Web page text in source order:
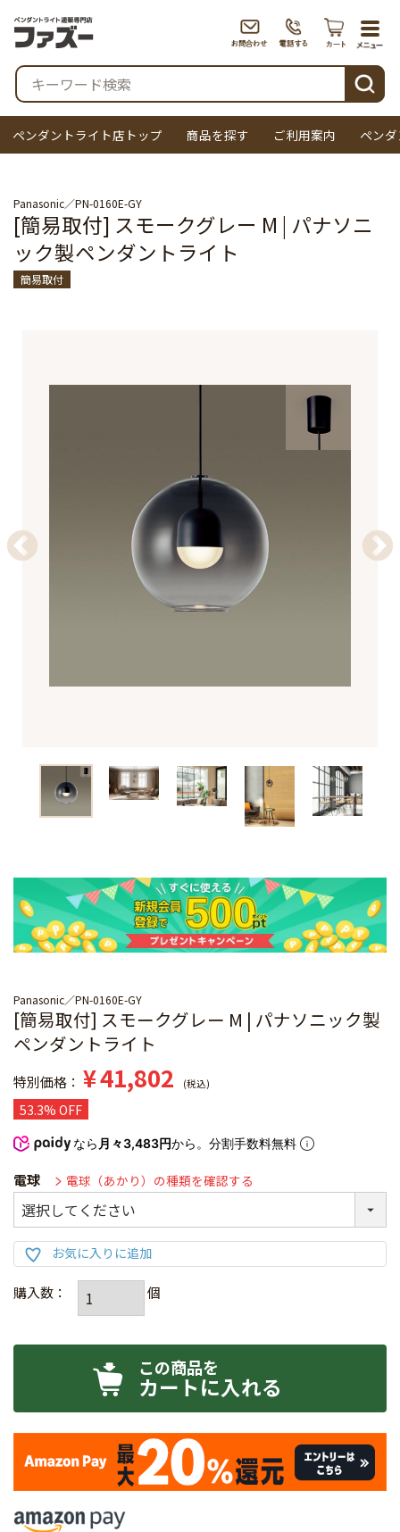
検索
ペンダントライト店トップ 商品を探す ご利用案内 ペン
Panasonic PN-0160E-GY
[簡易取付] スモークグレー M | パナソニ
ック製ペンダントライト
簡易取付
Panasonic PN-0160E-GY
[簡易取付] スモークグレー M | パナソニック製
ペンダントライト
特別価格 ¥41,802 税込
53.3% OFF
なら 月々3,483円から。分割手数料無料
電球 電球（あかり）の種類を確認する
カートに入れる